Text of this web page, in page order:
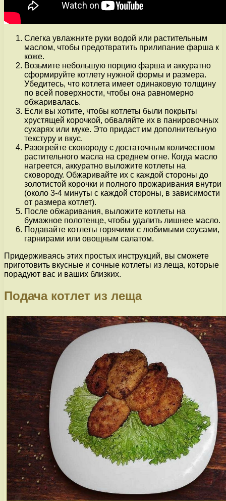
Слегка увлажните руки водой или растительным
маслом, чтобы предотвратить прилипание фарша к
коже.
Возьмите небольшую порцию фарша и аккуратно
сформируйте котлету нужной формы и размера.
Убедитесь, что котлета имеет одинаковую толщину
по всей поверхности, чтобы она равномерно
обжаривалась.
Если вы хотите, чтобы котлеты были покрыты
хрустящей корочкой, обваляйте их в панировочных
сухарях или муке. Это придаст им дополнительную
текстуру и вкус.
Разогрейте сковороду с достаточным количеством
растительного масла на среднем огне. Когда масло
нагреется, аккуратно выложите котлеты на
сковороду. Обжаривайте их с каждой стороны до
золотистой корочки и полного прожаривания внутри
(около 3-4 минуты с каждой стороны, в зависимости
от размера котлет).
После обжаривания, выложите котлеты на
бумажное полотенце, чтобы удалить лишнее масло.
Подавайте котлеты горячими с любимыми соусами,
гарнирами или овощным салатом.
Придерживаясь этих простых инструкций, вы сможете
приготовить вкусные и сочные котлеты из леща, которые
порадуют вас и ваших близких.
Подача котлет из леща